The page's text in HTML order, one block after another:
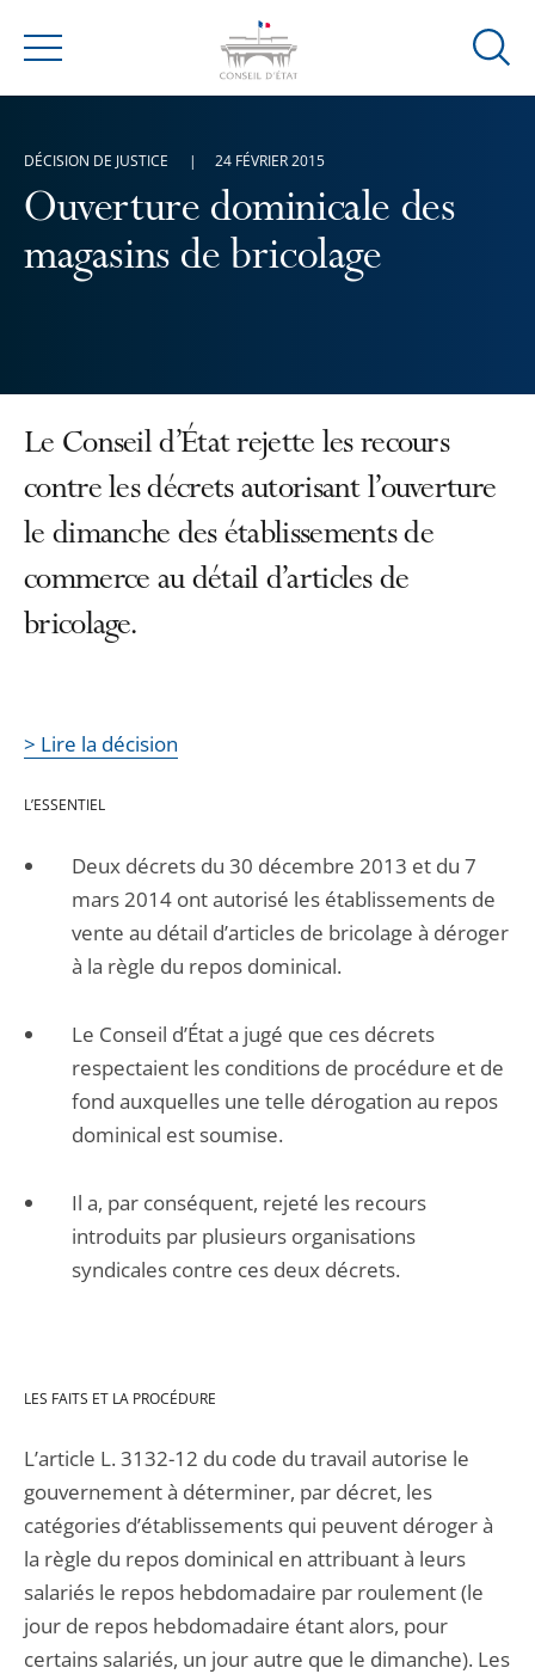
Menu
Ouvrir
Ouverture dominicale des
magasins de bricolage
DÉCISION DE JUSTICE 24 FÉVRIER 2015
Le Conseil d’État rejette les recours
contre les décrets autorisant l’ouverture
le dimanche des établissements de
commerce au détail d’articles de
bricolage.
> Lire la décision
L’ESSENTIEL
Deux décrets du 30 décembre 2013 et du 7
mars 2014 ont autorisé les établissements de
vente au détail d’articles de bricolage à déroger
à la règle du repos dominical.
Le Conseil d’État a jugé que ces décrets
respectaient les conditions de procédure et de
fond auxquelles une telle dérogation au repos
dominical est soumise.
Il a, par conséquent, rejeté les recours
introduits par plusieurs organisations
syndicales contre ces deux décrets.
LES FAITS ET LA PROCÉDURE
L’article L. 3132-12 du code du travail autorise le
gouvernement à déterminer, par décret, les
catégories d’établissements qui peuvent déroger à
la règle du repos dominical en attribuant à leurs
salariés le repos hebdomadaire par roulement (le
jour de repos hebdomadaire étant alors, pour
certains salariés, un jour autre que le dimanche). Les